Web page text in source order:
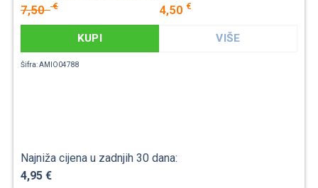
7,50€ 4,50 €
KUPI VIŠE
Šifra: AMIO04788
Najniža cijena u zadnjih 30 dana:
4,95 €